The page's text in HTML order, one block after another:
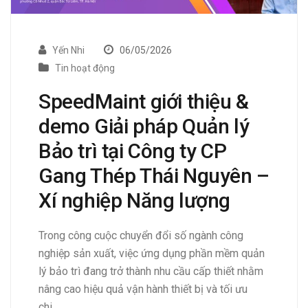
Yến Nhi
06/05/2026
Tin hoạt động
SpeedMaint giới thiệu &
demo Giải pháp Quản lý
Bảo trì tại Công ty CP
Gang Thép Thái Nguyên –
Xí nghiệp Năng lượng
Trong công cuộc chuyển đổi số ngành công
nghiệp sản xuất, việc ứng dụng phần mềm quản
lý bảo trì đang trở thành nhu cầu cấp thiết nhằm
nâng cao hiệu quả vận hành thiết bị và tối ưu